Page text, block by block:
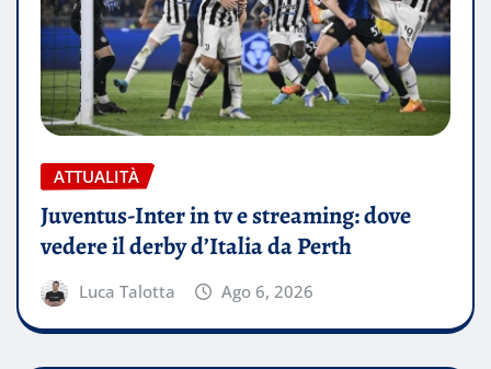
ATTUALITÀ
Juventus-Inter in tv e streaming: dove
vedere il derby d’Italia da Perth
Luca Talotta Ago 6, 2026